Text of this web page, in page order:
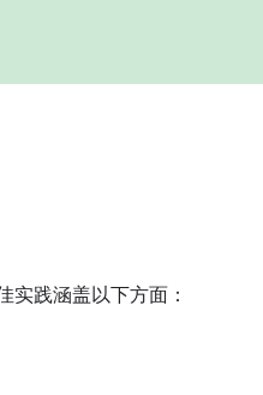
践涵盖以下方面：